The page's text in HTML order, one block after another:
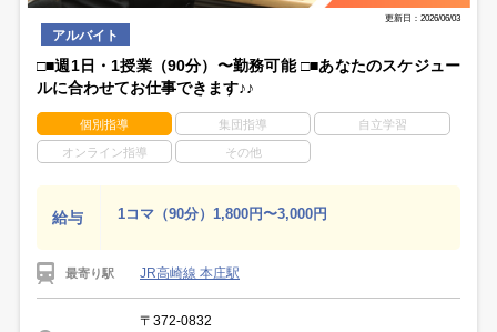
更新日：2026/06/03
アルバイト
□■週1日・1授業（90分）〜勤務可能 □■あなたのスケジュー
ルに合わせてお仕事できます♪♪
個別指導 集団指導 自立学習
オンライン指導 その他
給与 1コマ（90分）1,800円〜3,000円
最寄り駅 JR高崎線 本庄駅
〒372-0832